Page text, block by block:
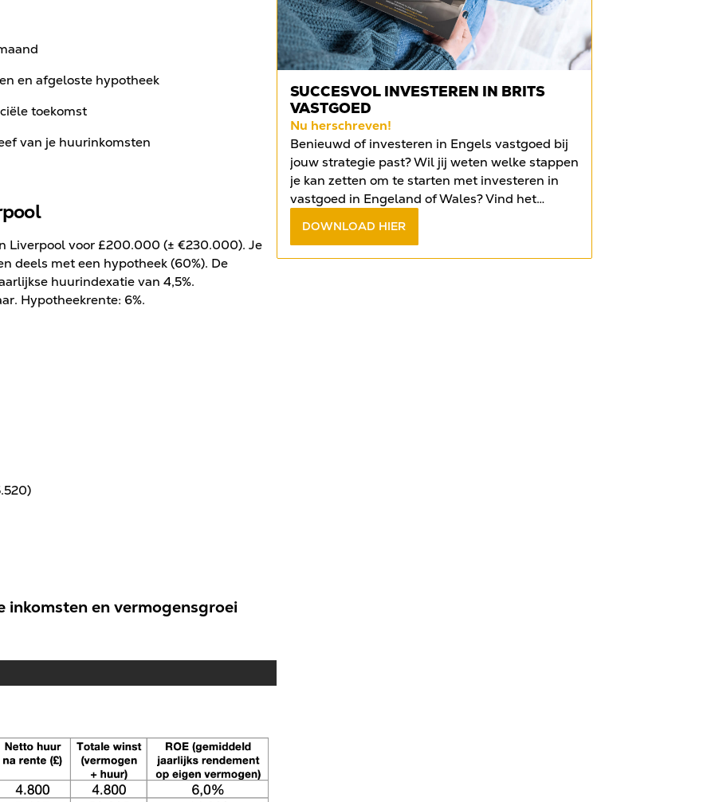
en afgeloste hypotheek
toekomst
van je huurinkomsten
Liverpool voor £200.000 (± €230.000). Je
deels met een hypotheek (60%). De
huurindexatie van 4,5%.
Hypotheekrente: 6%.
inkomsten en vermogensgroei
SUCCESVOL INVESTEREN IN BRITS
VASTGOED
Nu herschreven!
Benieuwd of investeren in Engels vastgoed bij
jouw strategie past? Wil jij weten welke stappen
je kan zetten om te starten met investeren in
vastgoed in Engeland of Wales? Vind het
gratis e-book.
DOWNLOAD HIER